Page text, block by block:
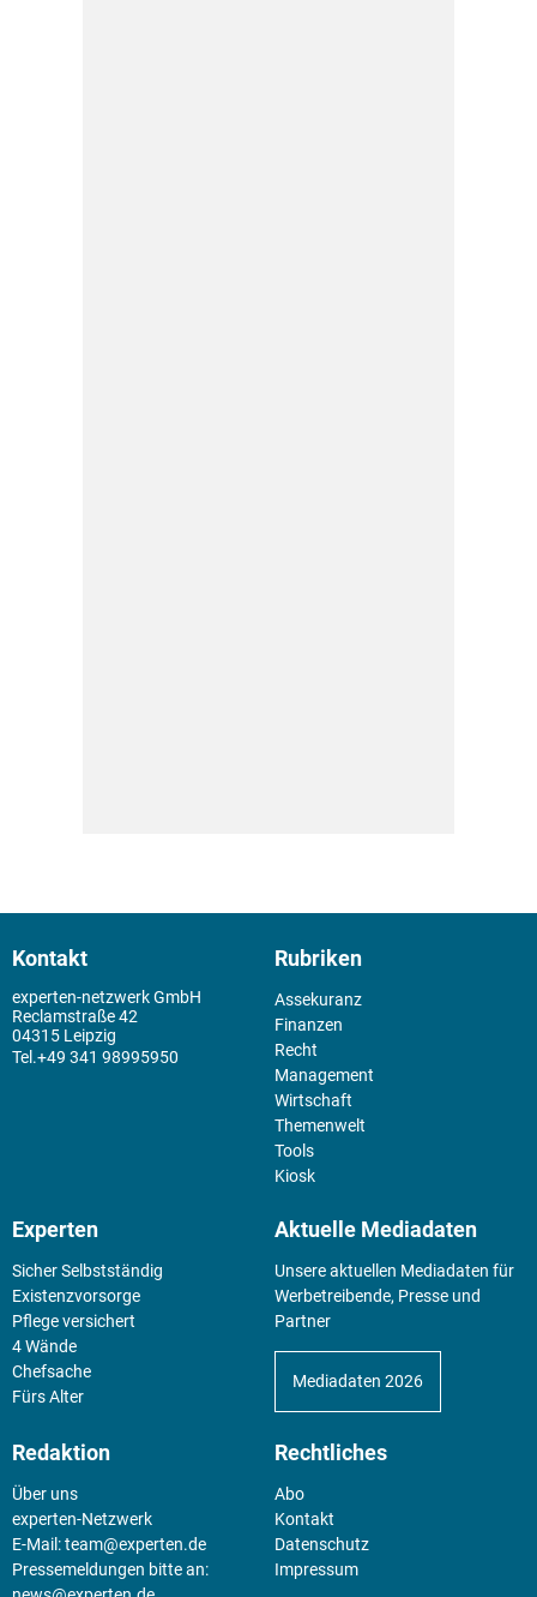
Kontakt
experten-netzwerk GmbH
Reclamstraße 42
04315 Leipzig
+49 341 98995950
Rubriken
Assekuranz
Finanzen
Recht
Management
Wirtschaft
Themenwelt
Tools
Kiosk
Experten
Sicher Selbstständig
Existenz­vorsorge
Pflege versichert
4 Wände
Chefsache
Fürs Alter
Aktuelle Mediadaten
Unsere aktuellen Mediadaten für
Werbetreibende, Presse und
Partner
Mediadaten 2026
Redaktion
Über uns
experten-Netzwerk
E-Mail:team@experten.de
Pressemeldungen bitte an:
Rechtliches
Abo
Kontakt
Datenschutz
Impressum